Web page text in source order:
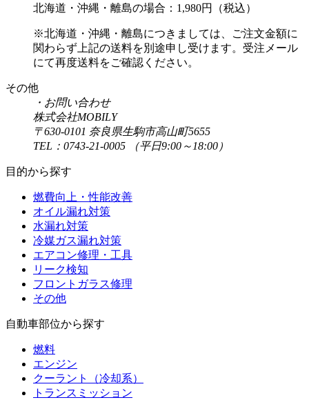
北海道・沖縄・離島の場合：1,980円（税込）
※北海道・沖縄・離島につきましては、ご注文金額に
関わらず上記の送料を別途申し受けます。受注メール
にて再度送料をご確認ください。
その他
・お問い合わせ
株式会社MOBILY
〒630-0101 奈良県生駒市高山町5655
TEL：0743‐21‐0005 （平日9:00～18:00）
目的から探す
燃費向上・性能改善
オイル漏れ対策
水漏れ対策
冷媒ガス漏れ対策
エアコン修理・工具
リーク検知
フロントガラス修理
その他
自動車部位から探す
燃料
エンジン
クーラント（冷却系）
トランスミッション